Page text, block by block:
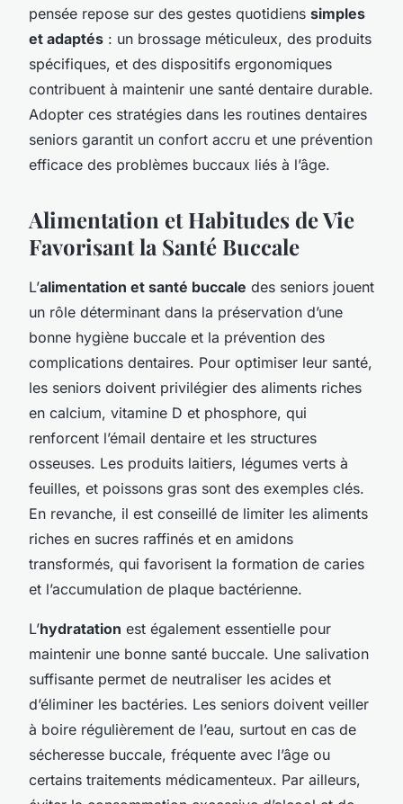
pensée repose sur des gestes quotidiens simples
et adaptés : un brossage méticuleux, des produits
spécifiques, et des dispositifs ergonomiques
contribuent à maintenir une santé dentaire durable.
Adopter ces stratégies dans les routines dentaires
seniors garantit un confort accru et une prévention
efficace des problèmes buccaux liés à l’âge.
Alimentation et Habitudes de Vie
Favorisant la Santé Buccale
L’alimentation et santé buccale des seniors jouent
un rôle déterminant dans la préservation d’une
bonne hygiène buccale et la prévention des
complications dentaires. Pour optimiser leur santé,
les seniors doivent privilégier des aliments riches
en calcium, vitamine D et phosphore, qui
renforcent l’émail dentaire et les structures
osseuses. Les produits laitiers, légumes verts à
feuilles, et poissons gras sont des exemples clés.
En revanche, il est conseillé de limiter les aliments
riches en sucres raffinés et en amidons
transformés, qui favorisent la formation de caries
et l’accumulation de plaque bactérienne.
L’hydratation est également essentielle pour
maintenir une bonne santé buccale. Une salivation
suffisante permet de neutraliser les acides et
d’éliminer les bactéries. Les seniors doivent veiller
à boire régulièrement de l’eau, surtout en cas de
sécheresse buccale, fréquente avec l’âge ou
certains traitements médicamenteux. Par ailleurs,